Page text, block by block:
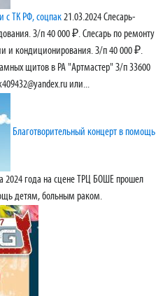
с ТК РФ, соцпак21.03.2024Слесарь-
З/п 40 000 ₽. Слесарь по ремонту
и кондиционирования. З/п 40 000 ₽.
щитов в РА "Артмастер" З/п 33600
или...
Благотворительный концерт в помощь
2024 года на сцене ТРЦ БОШЕ прошел
детям, больным раком.